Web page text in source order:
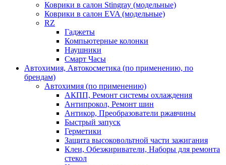
Коврики в салон Stingray (модельные)
Коврики в салон EVA (модельные)
RZ
Гаджеты
Компьютерные колонки
Наушники
Смарт Часы
Автохимия, Автокосметика (по применению, по
брендам)
Автохимия (по применению)
АКПП, Ремонт системы охлаждения
Антипрокол, Ремонт шин
Антикор, Преобразователи ржавчины
Быстрый запуск
Герметики
Защита высоковольтной части зажигания
Клеи, Обезжириватели, Наборы для ремонта
стекол